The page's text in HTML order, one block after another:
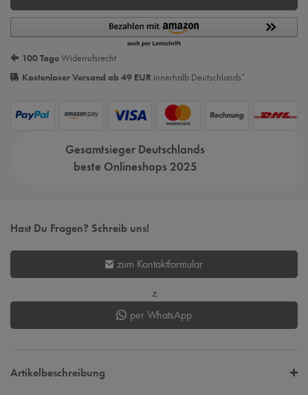
100 TageWiderrufsrecht
Kostenloser Versand ab 49 EUR innerhalb Deutschlands*
Gesamtsieger Deutschlands
beste Onlineshops 2025
Hast Du Fragen? Schreib uns!
zum Kontaktformular
z
per WhatsApp
Artikelbeschreibung